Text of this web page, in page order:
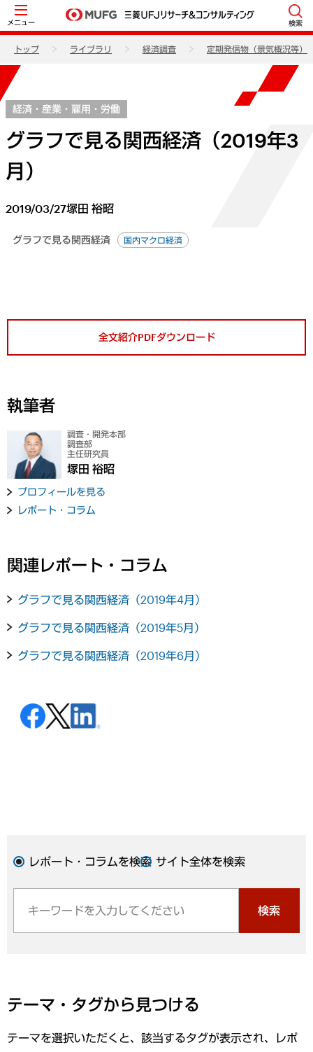
メニュー 検索
トップ ライブラリ 経済調査 定期発信物（景気概況等）
経済・産業・雇用・労働
グラフで見る関西経済（2019年3
月）
2019/03/27塚田 裕昭
グラフで見る関西経済 国内マクロ経済
全文紹介PDFダウンロード
執筆者
調査・開発本部
調査部
主任研究員
塚田 裕昭
プロフィールを見る
レポート・コラム
関連レポート・コラム
グラフで見る関西経済（2019年4月）
グラフで見る関西経済（2019年5月）
グラフで見る関西経済（2019年6月）
レポート・コラムを検索 サイト全体を検索
検索
テーマ・タグから見つける
テーマを選択いただくと、該当するタグが表示され、レポ